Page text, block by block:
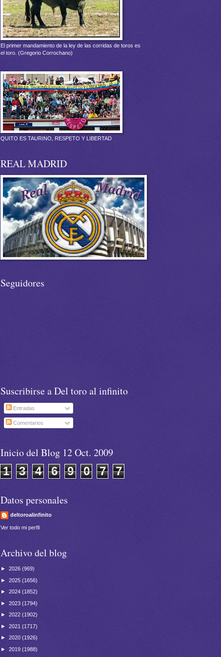
El primer mandamiento de la ley de las corridas de toros es
el toro. (Gregorio Corrochano)
QUITO ES TAURINO, RESPETO Y LIBERTAD
REAL MADRID
Seguidores
Suscribirse a Del toro al infinito
Entradas
Comentarios
Inicio del Blog 12 Oct. 2009
1
3 4 6 9 0 7 7
Datos personales
deltoroalinfinito
Ver todo mi perfil
Archivo del blog
► 2026 (969)
► 2025 (1656)
► 2024 (1852)
► 2023 (1794)
► 2022 (1902)
► 2021 (1717)
► 2020 (1926)
► 2019 (1988)